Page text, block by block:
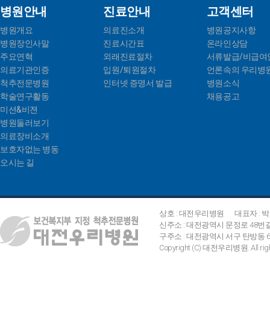
병원안내
병원개요
병원장인사말
주요연혁
의료기관인증
척추전문병원
학술연구활동
미션&비젼
병원둘러보기
의료장비소개
보호자없는 병동
오시는 길
진료안내
의료진소개
진료시간표
외래진료절차
입원/퇴원절차
인터넷 증명서 발급
고객센터
병원공지사항
온라인상담
서류발급/비급여
언론속의 우리병
병원소식
채용공고
상호 : 대전우리병원
대표자 :
신주소 : 대전광역시 문정로 48번
구주소 : 대전광역시 서구 탄방동
Copyright (C) 대전우리병원. All